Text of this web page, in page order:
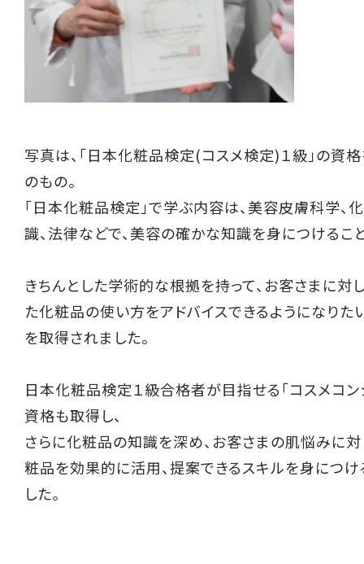
写真は、「日本化粧品検定(コスメ検定)１級」の資
のもの。
「日本化粧品検定」で学ぶ内容は、美容皮膚科学、
識、法律などで、美容の確かな知識を身につけるこ
きちんとした学術的な根拠を持って、お客さまに対
た化粧品の使い方をアドバイスできるようになりた
を取得されました。
日本化粧品検定１級合格者が目指せる「コスメコン
資格も取得し、
さらに化粧品の知識を深め、お客さまの肌悩みに
粧品を効果的に活用、提案できるスキルを身につ
した。